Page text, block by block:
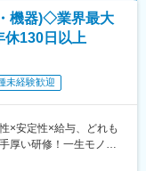
ます。日々の仕事の悩
て活躍をサポートしま
に様々な研修をご用意
努力がきちんと報われ
機器)◇業界最大
休130日以上
未経験歓迎
×安定性×給与、どれも
厚い研修！一生モノの